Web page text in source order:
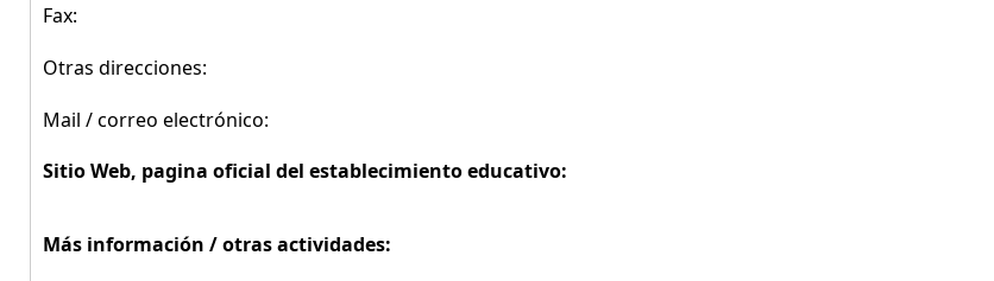
Fax:
Otras direcciones:
Mail / correo electrónico:
Sitio Web, pagina oficial del establecimiento educativo:
Más información / otras actividades: